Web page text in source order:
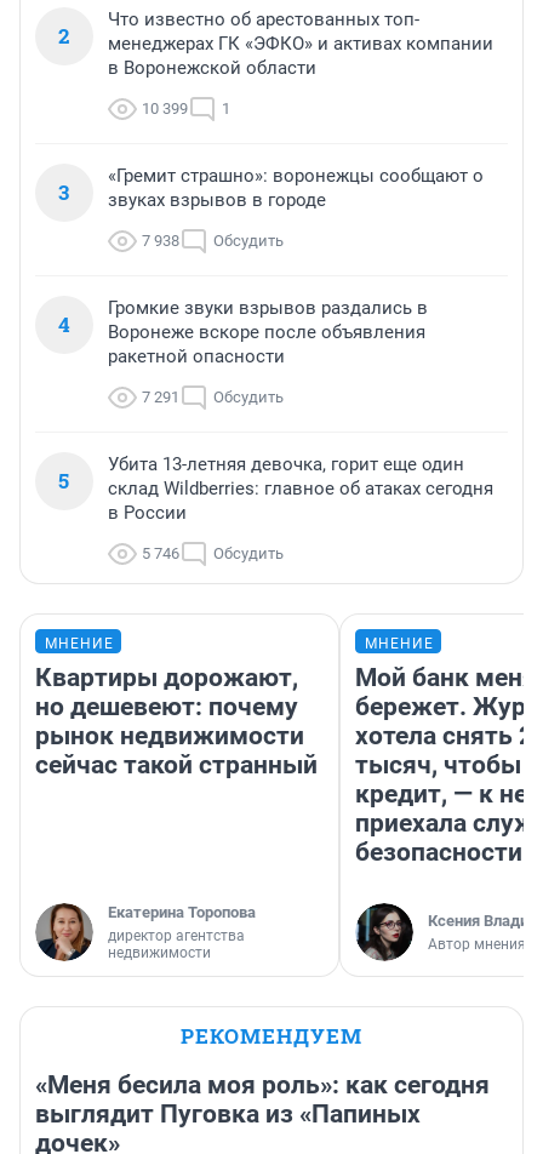
2
Что известно об арестованных топ-
менеджерах ГК «ЭФКО» и активах компании
в Воронежской области
10 399 1
3
«Гремит страшно»: воронежцы сообщают о
звуках взрывов в городе
7 938 Обсудить
4
Громкие звуки взрывов раздались в
Воронеже вскоре после объявления
ракетной опасности
7 291 Обсудить
5
Убита 13-летняя девочка, горит еще один
склад Wildberries: главное об атаках сегодня
в России
5 746 Обсудить
МНЕНИЕ
Квартиры дорожают,
но дешевеют: почему
рынок недвижимости
сейчас такой странный
Екатерина Торопова
директор агентства
недвижимости
МНЕНИЕ
Мой банк меня
бережет.
хотела снять
тысяч, чтобы
кредит, — к
приехала
безопасности
Ксения
Автор мнения
РЕКОМЕНДУЕМ
«Меня бесила моя роль»: как сегодня
выглядит Пуговка из «Папиных
дочек»